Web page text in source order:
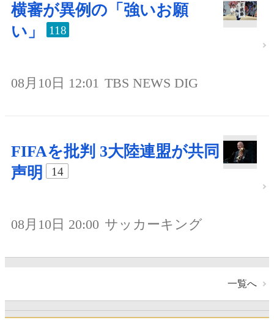
横審が異例の「強いお願
い」
118
08月10日 12:01 TBS NEWS DIG
FIFAを批判 3大陸連盟が共同
声明
14
08月10日 20:00 サッカーキング
一覧へ